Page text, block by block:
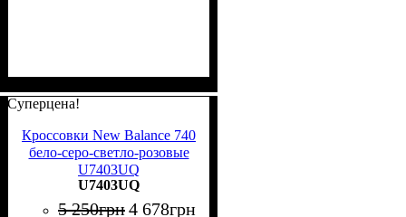
Суперцена!
Кроссовки New Balance 740
бело-серо-светло-розовые
U7403UQ
U7403UQ
5 250грн4 678грн